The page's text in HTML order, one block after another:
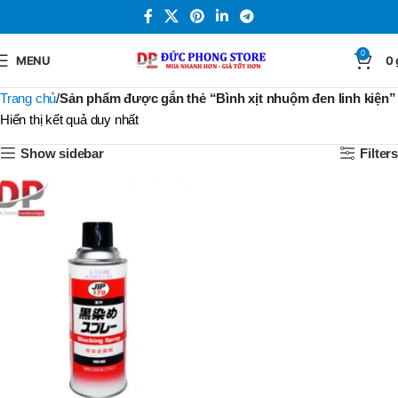
MENU 0 0
Trang chủ Sản phẩm được gắn thẻ “Bình xịt nhuộm đen linh kiện”
Hiển thị kết quả duy nhất
Show sidebar Filters